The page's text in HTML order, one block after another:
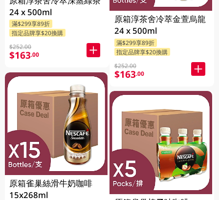
24 x 500ml
滿$299享89折
指定品牌享$20換購
$252.00
$163.00
原箱雀巢絲滑牛奶咖啡
15x268ml
原箱淳茶舍冷萃金萱烏龍
24 x 500ml
滿$299享89折
指定品牌享$20換購
$252.00
$163.00